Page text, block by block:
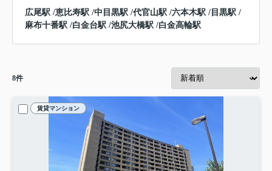
広尾駅 /恵比寿駅 /中目黒駅 /代官山駅 /六本木駅 / 目黒駅 /
麻布十番駅 /白金台駅 /池尻大橋駅 /白金高輪駅
8件
賃貸マンション